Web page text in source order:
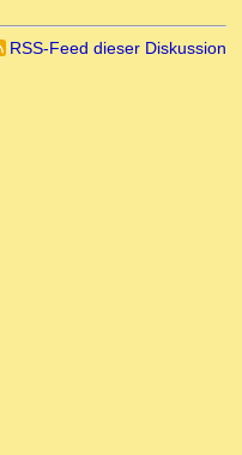
RSS-Feed dieser Diskussion